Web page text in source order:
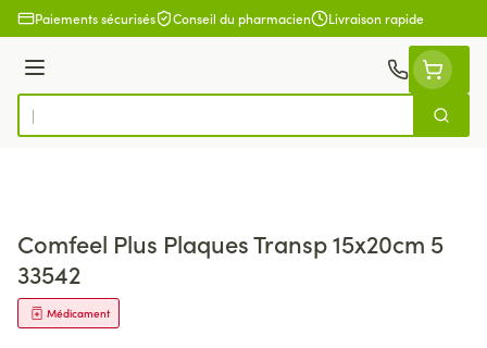
Aller au contenu
Paiements sécurisés Conseil du pharmacien Livraison rapide
Menu
Rechercher
Comfeel Plus Plaques Transp 15x20cm 5
33542
Médicament